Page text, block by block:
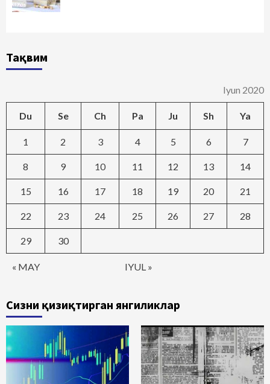
Тақвим
Iyun 2020
Du Se Ch Pa Ju Sh Ya
« MAY IYUL »
1 2 3 4 5 6 7
8 9 10 11 12 13 14
15 16 17 18 19 20 21
22 23 24 25 26 27 28
29 30
Сизни қизиқтирган янгиликлар